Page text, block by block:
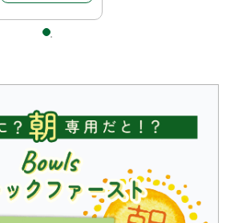
縮しています。野菜
嫌いな子の救世主。
ら老犬まで。
機能性の栄養はサプ
リからではなく食品